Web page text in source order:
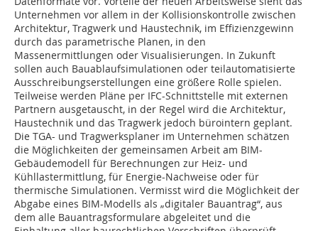
Unternehmen vor allem in der Kollisionskontrolle zwischen
Architektur, Tragwerk und Haustechnik, im Effizienzgewinn
durch das parametrische Planen, in den
Massenermittlungen oder Visualisierungen. In Zukunft
sollen auch Bauablaufsimulationen oder teilautomatisierte
Ausschreibungserstellungen eine größere Rolle spielen.
Teilweise werden Pläne per IFC-Schnittstelle mit externen
Partnern ausgetauscht, in der Regel wird die Architektur,
Haustechnik und das Tragwerk jedoch bürointern geplant.
Die TGA- und Tragwerksplaner im Unternehmen schätzen
die Möglichkeiten der gemeinsamen Arbeit am BIM-
Gebäudemodell für Berechnungen zur Heiz- und
Kühllastermittlung, für Energie-Nachweise oder für
thermische Simulationen. Vermisst wird die Möglichkeit der
Abgabe eines BIM-Modells als „digitaler Bauantrag“, aus
dem alle Bauantragsformulare abgeleitet und die